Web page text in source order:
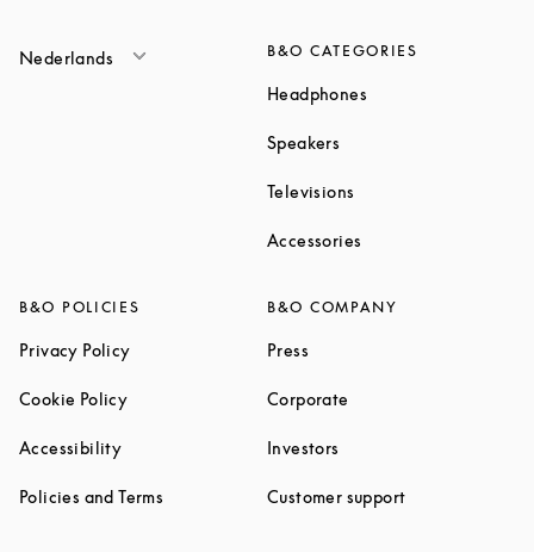
Nederlands B&O CATEGORIES
Headphones
Speakers
Televisions
Accessories
B&O POLICIES
Privacy PolicyLink Opens in New Tab
Cookie PolicyLink Opens in New Tab
AccessibilityLink Opens in New Tab
Policies and Terms Link Opens in New Tab
B&O COMPANY
Press
Corporate
Investors
Customer supportLink Opens in